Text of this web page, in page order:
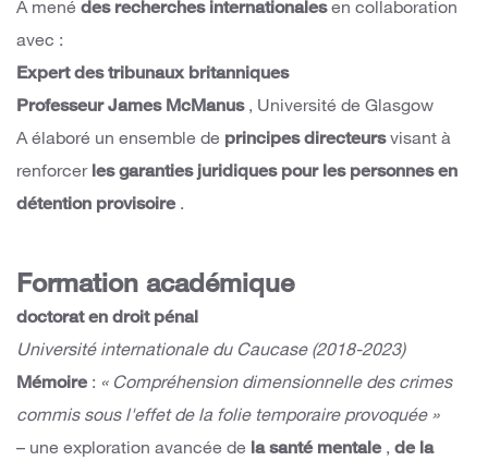
A mené des recherches internationalesen collaboration
avec :
Expert des tribunaux britanniques
Professeur James McManus, Université de Glasgow
A élaboré un ensemble de principes directeursvisant à
renforcer les garanties juridiques pour les personnes en
détention provisoire .
Formation académique
doctorat en droit pénal
Université internationale du Caucase (2018-2023)
Mémoire : « Compréhension dimensionnelle des crimes
commis sous l'effet de la folie temporaire provoquée »
– une exploration avancée de la santé mentale , de la